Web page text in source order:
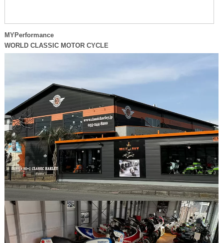
MYPerformance
WORLD CLASSIC MOTOR CYCLE